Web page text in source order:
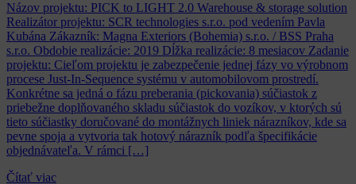
Názov projektu: PICK to LIGHT 2.0 Warehouse & storage solution
Realizátor projektu: SCR technologies s.r.o. pod vedením Pavla
Kubána Zákazník: Magna Exteriors (Bohemia) s.r.o. / BSS Praha
s.r.o. Obdobie realizácie: 2019 Dĺžka realizácie: 8 mesiacov Zadanie
projektu: Cieľom projektu je zabezpečenie jednej fázy vo výrobnom
procese Just-In-Sequence systému v automobilovom prostredí.
Konkrétne sa jedná o fázu preberania (pickovania) súčiastok z
priebežne doplňovaného skladu súčiastok do vozíkov, v ktorých sú
tieto súčiastky doručované do montážnych liniek nárazníkov, kde sa
pevne spoja a vytvoria tak hotový nárazník podľa špecifikácie
objednávateľa. V rámci […]
Čítať viac